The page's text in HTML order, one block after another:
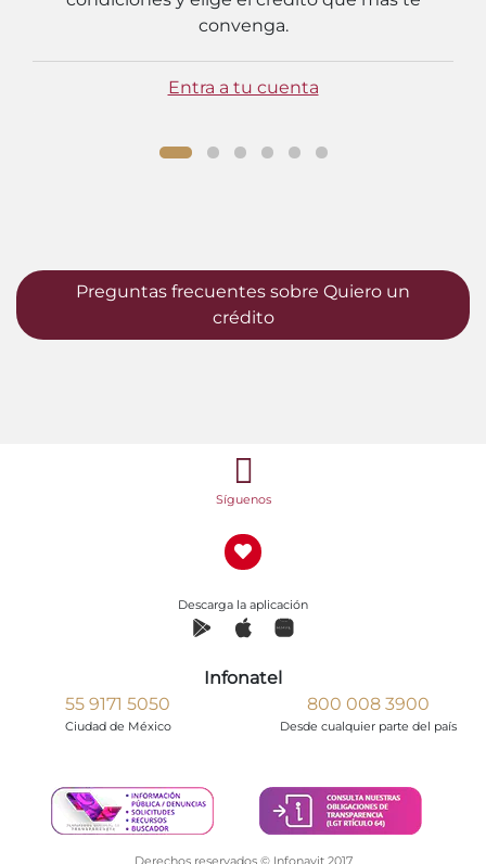
convenga.
Entra a tu cuenta
Preguntas frecuentes sobre Quiero un
crédito
Síguenos
Descarga la aplicación
Infonatel
55 9171 5050
Ciudad de México
800 008 3900
Desde cualquier parte del país
Derechos reservados © Infonavit 2017